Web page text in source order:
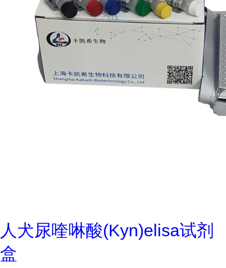
人犬尿喹啉酸(Kyn)elisa试剂
盒